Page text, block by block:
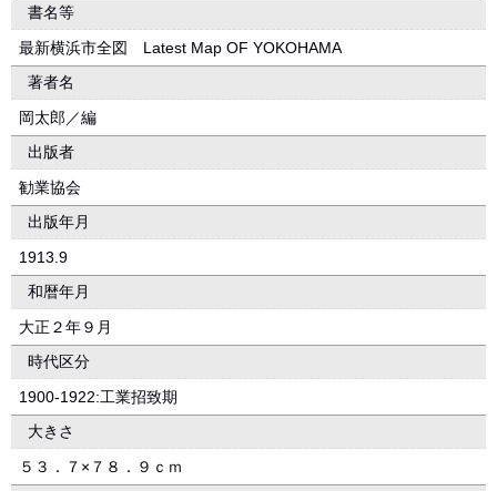
書名等
最新横浜市全図 Latest Map OF YOKOHAMA
著者名
岡太郎／編
出版者
勧業協会
出版年月
1913.9
和暦年月
大正２年９月
時代区分
1900-1922:工業招致期
大きさ
５３．７×７８．９ｃｍ